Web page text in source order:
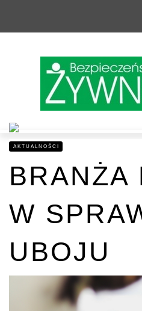
AKTUALNOŚCI
BRANŻA
W
UBOJU